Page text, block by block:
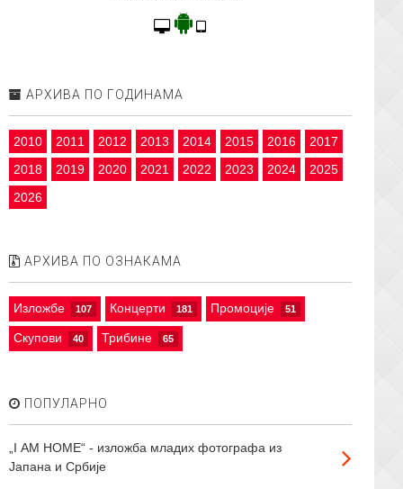
АРХИВА ПО ГОДИНАМА
2010 2011 2012 2013 2014 2015 2016
2017
2018
2019 2020 2021 2022 2023 2024
2025
2026
АРХИВА ПО ОЗНАКАМА
Изложбе 107 Концерти 181 Промоције 51
Скупови 40 Трибине 65
ПОПУЛАРНО
„I АМ HOME“ - изложба младих фотографа из
Јапана и Србије